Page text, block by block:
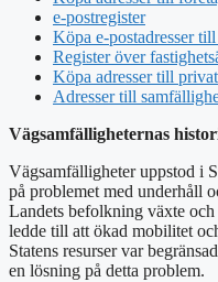
e-postregister
Köpa e-postadresser
Register över
Köpa adresser till
Adresser till
Vägsamfälligheternas
Vägsamfälligheter uppstod i
på problemet med underhåll
Landets befolkning växte
ledde till att ökad mobilitet
Statens resurser var
en lösning på detta problem.